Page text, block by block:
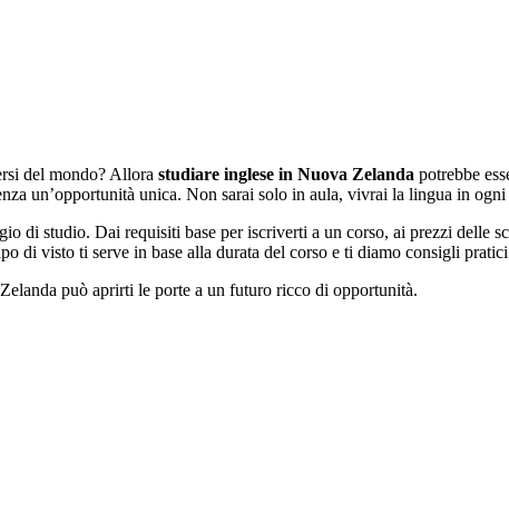
del mondo? Allora studiare inglese in Nuova Zelanda potrebbe
un’opportunità unica. Non sarai solo in aula, vivrai la lingua in
di studio. Dai requisiti base per iscriverti a un corso, ai prezzi delle
visto ti serve in base alla durata del corso e ti diamo consigli
può aprirti le porte a un futuro ricco di opportunità.